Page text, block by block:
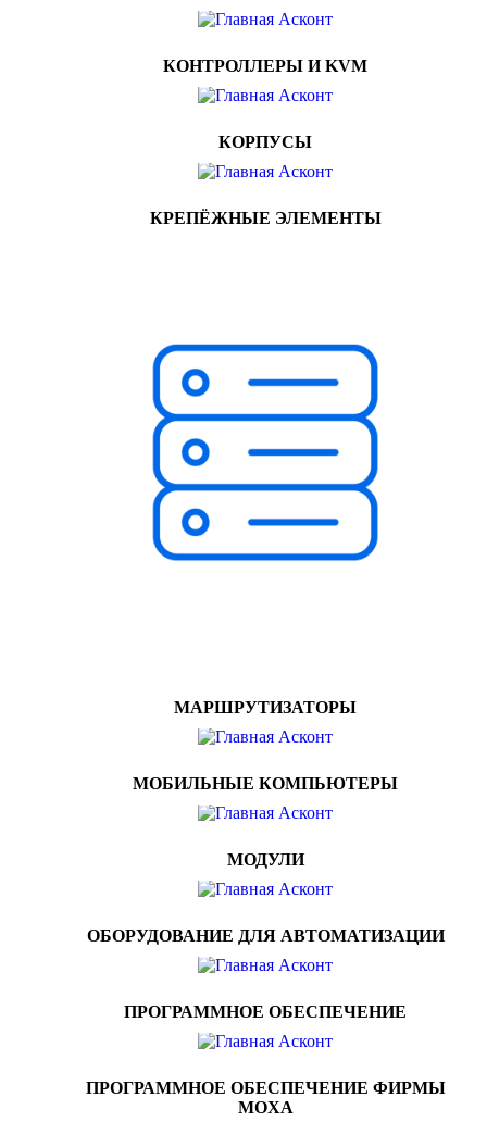
КОНТРОЛЛЕРЫ И KVM
КОРПУСЫ
КРЕПЁЖНЫЕ ЭЛЕМЕНТЫ
МАРШРУТИЗАТОРЫ
МОБИЛЬНЫЕ КОМПЬЮТЕРЫ
МОДУЛИ
ОБОРУДОВАНИЕ ДЛЯ АВТОМАТИЗАЦИИ
ПРОГРАММНОЕ ОБЕСПЕЧЕНИЕ
ПРОГРАММНОЕ ОБЕСПЕЧЕНИЕ ФИРМЫ
MOXA